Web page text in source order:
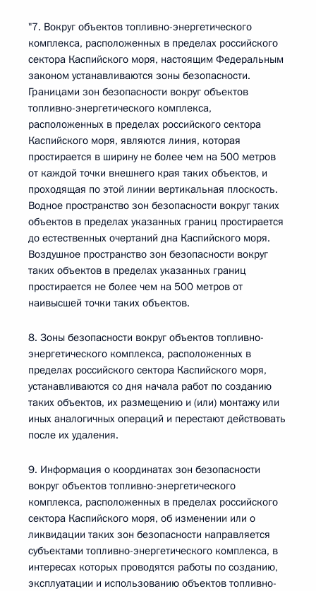
"7. Вокруг объектов топливно-энергетического
комплекса, расположенных в пределах российского
сектора Каспийского моря, настоящим Федеральным
законом устанавливаются зоны безопасности.
Границами зон безопасности вокруг объектов
топливно-энергетического комплекса,
расположенных в пределах российского сектора
Каспийского моря, являются линия, которая
простирается в ширину не более чем на 500 метров
от каждой точки внешнего края таких объектов, и
проходящая по этой линии вертикальная плоскость.
Водное пространство зон безопасности вокруг таких
объектов в пределах указанных границ простирается
до естественных очертаний дна Каспийского моря.
Воздушное пространство зон безопасности вокруг
таких объектов в пределах указанных границ
простирается не более чем на 500 метров от
наивысшей точки таких объектов.
8. Зоны безопасности вокруг объектов топливно-
энергетического комплекса, расположенных в
пределах российского сектора Каспийского моря,
устанавливаются со дня начала работ по созданию
таких объектов, их размещению и (или) монтажу или
иных аналогичных операций и перестают действовать
после их удаления.
9. Информация о координатах зон безопасности
вокруг объектов топливно-энергетического
комплекса, расположенных в пределах российского
сектора Каспийского моря, об изменении или о
ликвидации таких зон безопасности направляется
субъектами топливно-энергетического комплекса, в
интересах которых проводятся работы по созданию,
эксплуатации и использованию объектов топливно-